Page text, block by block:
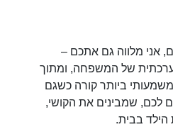
אני מלווה גם אתכם –
של המשפחה, ומתוך
ביותר קורה כשגם
לכם, שמבינים את הקושי,
הילד בבית.